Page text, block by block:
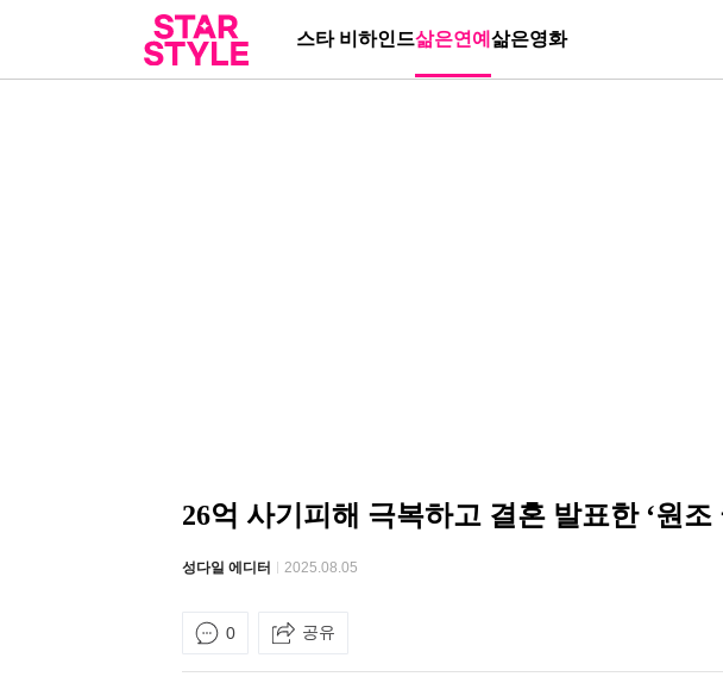
스타 비하인드삶은연예 삶은영화
26억 사기피해 극복하고 결혼 발표한 ‘원조
성다일 에디터 2025.08.05
0 공유